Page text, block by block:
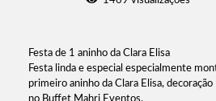
Festa de 1 aninho da Clara Elisa
Festa linda e especial especialmente
primeiro aninho da Clara Elisa,
no Buffet Mahri Eventos.